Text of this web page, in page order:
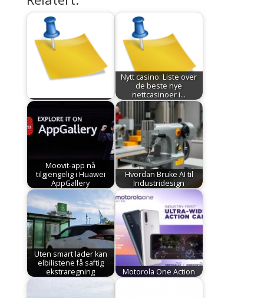
Nytt casino: Liste over
de beste nye
nettcasinoer i…
Moovit-app nå
tilgjengelig i Huawei
AppGallery
Hvordan Bruke AI til
Industridesign
Uten smart lader kan
elbilistene få saftig
ekstraregning
Motorola One Action